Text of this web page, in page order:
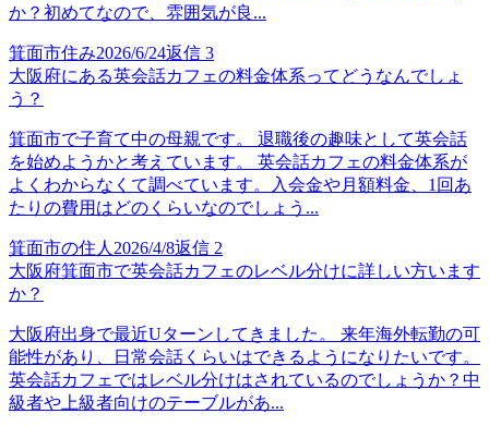
か？初めてなので、雰囲気が良...
箕面市住み2026/6/24返信 3
大阪府にある英会話カフェの料金体系ってどうなんでしょ
う？
箕面市で子育て中の母親です。 退職後の趣味として英会話
を始めようかと考えています。 英会話カフェの料金体系が
よくわからなくて調べています。入会金や月額料金、1回あ
たりの費用はどのくらいなのでしょう...
箕面市の住人 2026/4/8返信 2
大阪府箕面市で英会話カフェのレベル分けに詳しい方います
か？
大阪府出身で最近Uターンしてきました。 来年海外転勤の可
能性があり、日常会話くらいはできるようになりたいです。
英会話カフェではレベル分けはされているのでしょうか？中
級者や上級者向けのテーブルがあ...